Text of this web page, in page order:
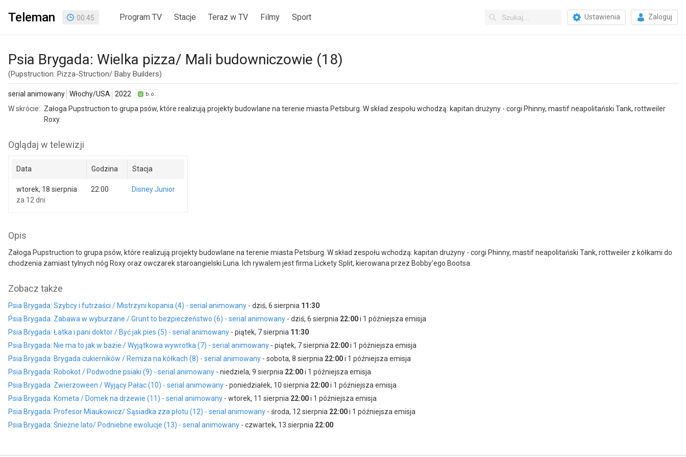
Teleman 00:45 Program TV Stacje Teraz w TV Filmy Sport Ustawienia Zaloguj
Psia Brygada: Wielka pizza/ Mali budowniczowie (18)
(Pupstruction: Pizza-Struction/ Baby Builders)
serial animowany Włochy/USA 2022 b.o.
W skrócie: Załoga Pupstruction to grupa psów, które realizują projekty budowlane na terenie miasta Petsburg. W skład zespołu wchodzą: kapitan drużyny - corgi Phinny, mastif neapolitański Tank, rottweiler
Roxy.
Oglądaj w telewizji
Data Godzina Stacja
wtorek, 18 sierpnia
za 12 dni
22:00 Disney Junior
Opis
Załoga Pupstruction to grupa psów, które realizują projekty budowlane na terenie miasta Petsburg. W skład zespołu wchodzą: kapitan drużyny - corgi Phinny, mastif neapolitański Tank, rottweiler z kółkami do
chodzenia zamiast tylnych nóg Roxy oraz owczarek staroangielski Luna. Ich rywalem jest firma Lickety Split, kierowana przez Bobby'ego Bootsa.
Zobacz także
Psia Brygada: Szybcy i futrzaści / Mistrzyni kopania (4) - serial animowany - dziś, 6 sierpnia 11:30
Psia Brygada: Zabawa w wyburzane / Grunt to bezpieczeństwo (6) - serial animowany - dziś, 6 sierpnia 22:00i 1 późniejsza emisja
Psia Brygada: Łatka i pani doktor / Być jak pies (5) - serial animowany - piątek, 7 sierpnia 11:30
Psia Brygada: Nie ma to jak w bazie / Wyjątkowa wywrotka (7) - serial animowany - piątek, 7 sierpnia 22:00i 1 późniejsza emisja
Psia Brygada: Brygada cukierników / Remiza na kółkach (8) - serial animowany - sobota, 8 sierpnia 22:00i 1 późniejsza emisja
Psia Brygada: Robokot / Podwodne psiaki (9) - serial animowany - niedziela, 9 sierpnia 22:00i 1 późniejsza emisja
Psia Brygada: Zwierzoween / Wyjący Pałac (10) - serial animowany - poniedziałek, 10 sierpnia 22:00i 1 późniejsza emisja
Psia Brygada: Kometa / Domek na drzewie (11) - serial animowany - wtorek, 11 sierpnia 22:00i 1 późniejsza emisja
Psia Brygada: Profesor Miaukowicz/ Sąsiadka zza płotu (12) - serial animowany - środa, 12 sierpnia 22:00i 1 późniejsza emisja
Psia Brygada: Śnieżne lato/ Podniebne ewolucje (13) - serial animowany - czwartek, 13 sierpnia 22:00